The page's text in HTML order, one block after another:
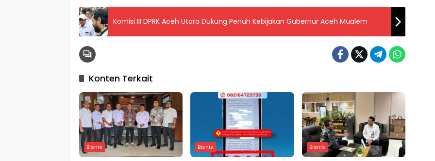
Komisi III DPRK Aceh Utara Dukung Penuh Kebijakan Gubernur Aceh Mualem
Konten Terkait
Bisnis Bisnis Bisnis